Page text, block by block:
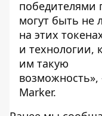
победителями
могут быть не
на этих
и технологии,
им такую
Marker.